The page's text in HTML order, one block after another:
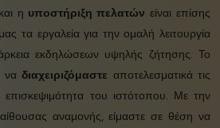
και η υποστήριξη πελατών είναι επίσης
τα εργαλεία για την ομαλή λειτουργία
εκδηλώσεων υψηλής ζήτησης. Το
να διαχειριζόμαστε αποτελεσματικά τις
επισκεψιμότητα του ιστότοπου. Με την
αναμονής, είμαστε σε θέση να